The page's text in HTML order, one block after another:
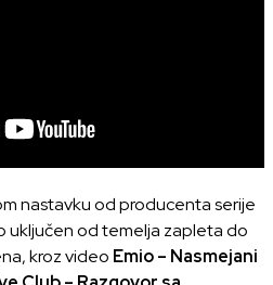
nastavku od producenta serije
uključen od temelja zapleta do
kroz video Emio – Nasmejani